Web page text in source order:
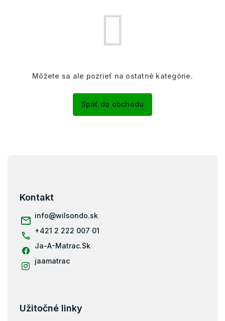
Môžete sa ale pozrieť na ostatné kategórie.
Späť do obchodu
Kontakt
info@wilsondo.sk
+421 2 222 007 01
Ja-A-Matrac.Sk
jaamatrac
Užitočné linky